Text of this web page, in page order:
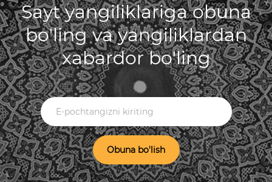
Sayt yangiliklariga obuna
bo'ling va yangiliklardan
xabardor bo'ling
Obuna bo'lish